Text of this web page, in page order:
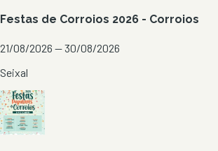
Festas de Corroios 2026 - Corroios
21/08/2026 — 30/08/2026
Seixal